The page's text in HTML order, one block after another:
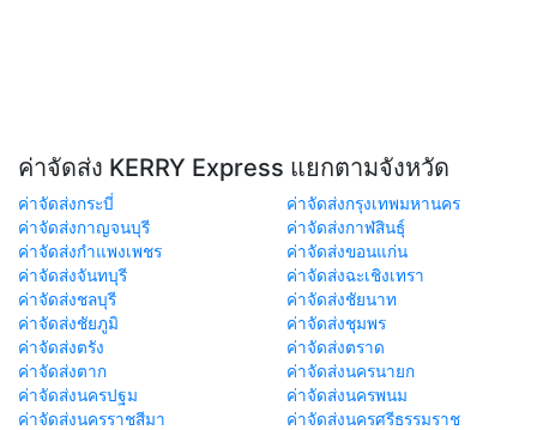
ค่าจัดส่ง KERRY Express แยกตามจังหวัด
ค่าจัดส่งกระบี่
ค่าจัดส่งกรุงเทพมหานคร
ค่าจัดส่งกาญจนบุรี
ค่าจัดส่งกาฬสินธุ์
ค่าจัดส่งกำแพงเพชร
ค่าจัดส่งขอนแก่น
ค่าจัดส่งจันทบุรี
ค่าจัดส่งฉะเชิงเทรา
ค่าจัดส่งชลบุรี
ค่าจัดส่งชัยนาท
ค่าจัดส่งชัยภูมิ
ค่าจัดส่งชุมพร
ค่าจัดส่งตรัง
ค่าจัดส่งตราด
ค่าจัดส่งตาก
ค่าจัดส่งนครนายก
ค่าจัดส่งนครปฐม
ค่าจัดส่งนครพนม
ค่าจัดส่งนครราชสีมา
ค่าจัดส่งนครศรีธรรมราช